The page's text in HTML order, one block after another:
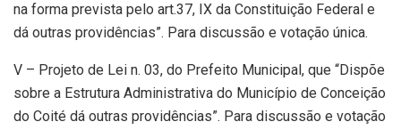
na forma prevista pelo art.37, IX da Constituição Federal e
dá outras providências”. Para discussão e votação única.
V – Projeto de Lei n. 03, do Prefeito Municipal, que “Dispõe
sobre a Estrutura Administrativa do Município de Conceição
do Coité dá outras providências”. Para discussão e votação